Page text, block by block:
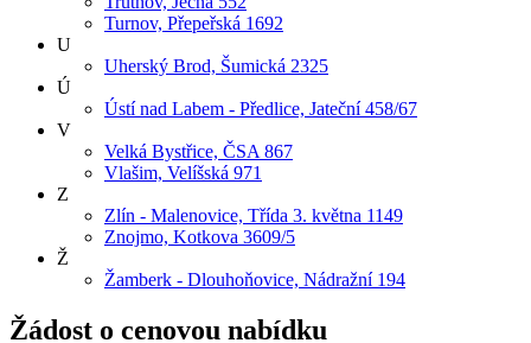
Turnov, Přepeřská 1692
U
Uherský Brod, Šumická 2325
Ú
Ústí nad Labem - Předlice, Jateční 458/67
V
Velká Bystřice, ČSA 867
Vlašim, Velíšská 971
Z
Zlín - Malenovice, Třída 3. května 1149
Znojmo, Kotkova 3609/5
Ž
Žamberk - Dlouhoňovice, Nádražní 194
Žádost o cenovou nabídku